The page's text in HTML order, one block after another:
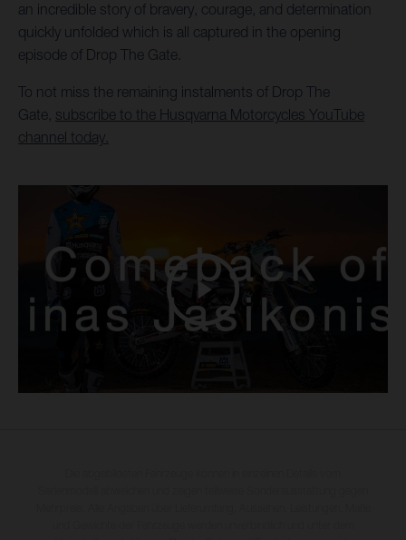
an incredible story of bravery, courage, and determination
quickly unfolded which is all captured in the opening
episode of Drop The Gate.
To not miss the remaining instalments of Drop The
Gate, subscribe to the Husqvarna Motorcycles YouTube
channel today.